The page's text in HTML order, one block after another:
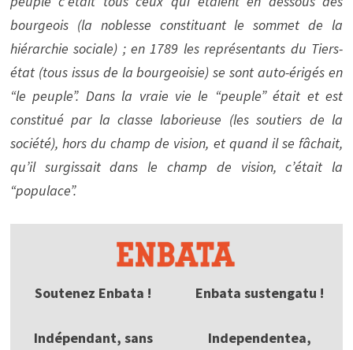
bourgeois (la noblesse constituant le sommet de la
hiérarchie sociale) ; en 1789 les représentants du Tiers-
état (tous issus de la bourgeoisie) se sont auto-érigés en
“le peuple”. Dans la vraie vie le “peuple” était et est
constitué par la classe laborieuse (les soutiers de la
société), hors du champ de vision, et quand il se fâchait,
qu’il surgissait dans le champ de vision, c’était la
“populace”.
Soutenez Enbata !
Indépendant, sans
Enbata sustengatu !
Independentea,